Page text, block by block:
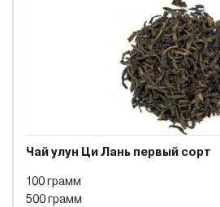
Чай улун Ци Лань первый сорт
100 грамм
500 грамм